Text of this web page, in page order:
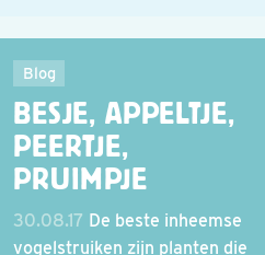
Blog
BESJE, APPELTJE,
PEERTJE,
PRUIMPJE
30.08.17 De beste inheemse
vogelstruiken zijn planten die